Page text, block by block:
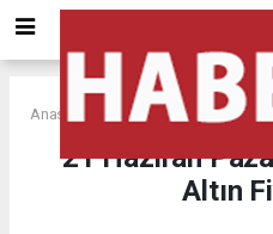
Anasayfa EKONOMİ
21 Haziran
Altın